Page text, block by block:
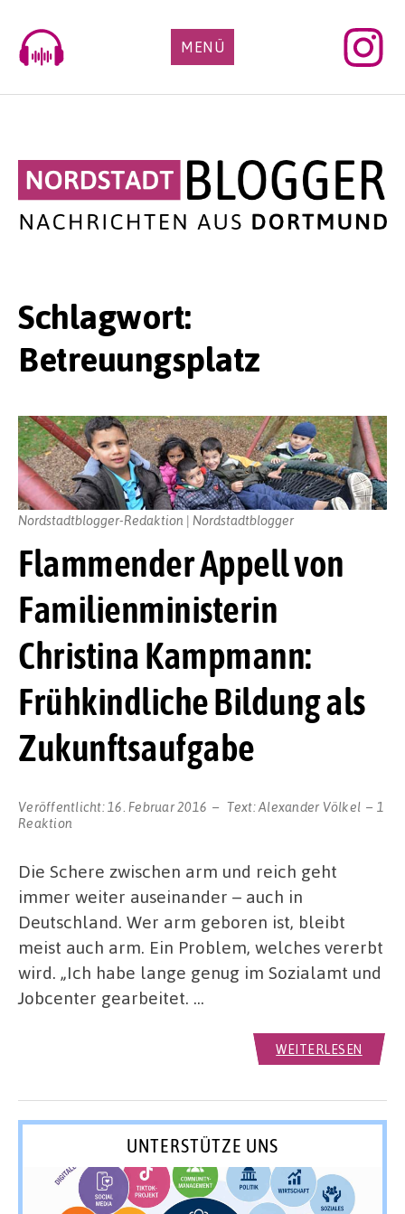
content
MENÜ
Schlagwort:
Betreuungsplatz
Flammender Appell von
Familienministerin
Christina Kampmann:
Frühkindliche Bildung als
Zukunftsaufgabe
Veröffentlicht: 16. Februar 2016 Text:Alexander Völkel
1
Reaktion
Nordstadtblogger-Redaktion | Nordstadtblogger
Die Schere zwischen arm und reich geht
immer weiter auseinander – auch in
Deutschland. Wer arm geboren ist, bleibt
meist auch arm. Ein Problem, welches vererbt
wird. „Ich habe lange genug im Sozialamt und
Jobcenter gearbeitet. …
WEITERLESEN
UNTERSTÜTZE UNS